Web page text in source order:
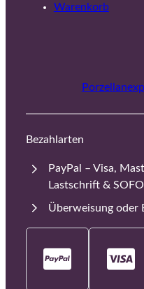
Warenkorb
Bezahlarten
PayPal – Visa,
Lastschrift &
Überweisung oder